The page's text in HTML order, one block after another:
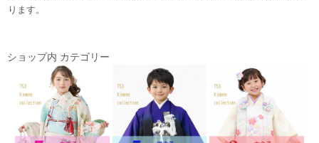
ります。
ショップ内 カテゴリー